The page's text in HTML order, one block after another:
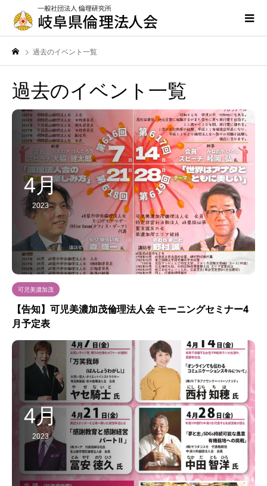
過去のイベント一覧
過去のイベント一覧
4月
2023
可児美濃加茂
【告知】可児美濃加茂倫理法人会 モーニングセミナー4
月予定表
4月
2023